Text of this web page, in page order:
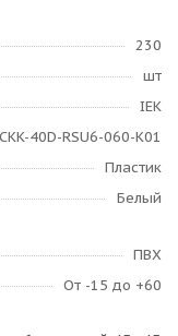
230
шт
IEK
CKK-40D-RSU6-060-K01
Пластик
Белый
ПВХ
От -15 до +60